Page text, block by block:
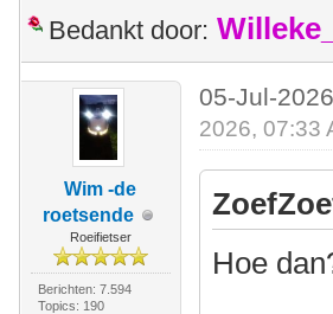
Bedankt door:
Wim -de
roetsende
Roeifietser
Berichten: 7.594
Topics: 190
05-Jul-
2026, 07:33
Hoe